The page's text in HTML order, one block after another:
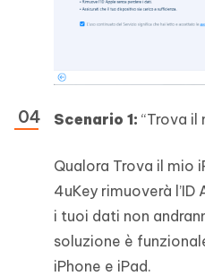
Scenario 1: “Trova il
Qualora Trova il mio
4uKey rimuoverà
i tuoi dati non
soluzione è
iPhone e iPad.